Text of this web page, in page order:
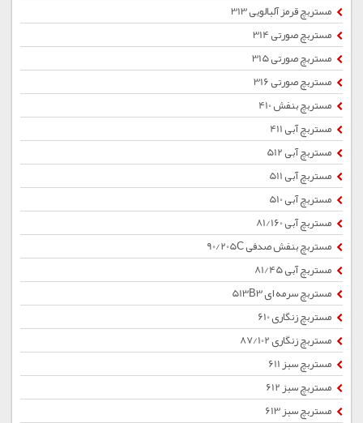
مستربچ قرمز آلبالویی 313
مستربچ صورتی 314
مستربچ صورتی 315
مستربچ صورتی 316
مستربچ بنفش 410
مستربچ آبی 411
مستربچ آبی 512
مستربچ آبی 511
مستربچ آبی 510
مستربچ آبی 81/160
مستربچ بنفش صدفی 90/205C
مستربچ آبی 81/45
مستربچ سرمه ای 513B3
مستربچ زنگاری 610
مستربچ زنگاری 87/102
مستربچ سبز 611
مستربچ سبز 612
مستربچ سبز 613